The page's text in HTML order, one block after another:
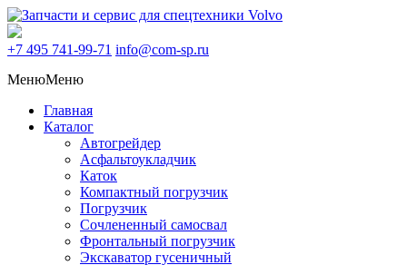
+7 495 741-99-71 info@com-sp.ru
МенюМеню
Главная
Каталог
Автогрейдер
Асфальтоукладчик
Каток
Компактный погрузчик
Погрузчик
Сочлененный самосвал
Фронтальный погрузчик
Экскаватор гусеничный